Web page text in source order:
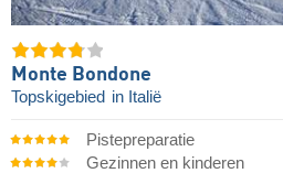
Monte Bondone
Topskigebied in Italië
Pistepreparatie
Gezinnen en kinderen